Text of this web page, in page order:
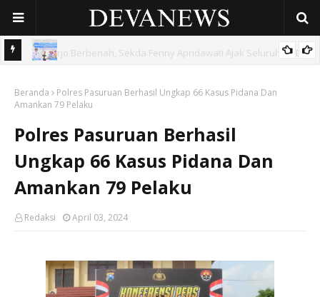
42.210 Pekerja Rentan Lewat BPJS Ketenagakerjaan
Beranda
Polres Pasuruan Berhasil Ungkap 66 Kasus Pidana Dan
Amankan 79 Pelaku
Polres Pasuruan Berhasil
Ungkap 66 Kasus Pidana Dan
Amankan 79 Pelaku
Redaksi April 03, 2024